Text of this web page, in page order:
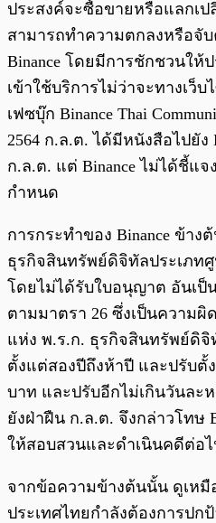
ประสงค์จะซื้อขายหรือแลกเ
สามารถทำความตกลงหรือจั
Binance โดยมีการชักชวนให้
เข้าใช้บริการไม่ว่าจะทางเว็บ
เฟซบุ๊ก Binance Thai
2564 ก.ล.ต. ได้มีหนังสือไปยั
ก.ล.ต. แต่ Binance ไม่ได้ชี้แจ
กำหนด
การกระทำของ Binance ข้าง
ธุรกิจสินทรัพย์ดิจิทัลประเภท
โดยไม่ได้รับใบอนุญาต อันเป็
ตามมาตรา 26 ซึ่งเป็นความ
แห่ง พ.ร.ก. ธุรกิจสินทรัพย์ดิจิ
ตั้งแต่สองปีถึงห้าปี และปรับ
บาท และปรับอีกไม่เกินวันละ
ยังฝ่าฝืน ก.ล.ต. จึงกล่าวโทษ
ให้สอบสวนและดำเนินคดีต่อไ
จากข้อความข้างต้นนั้น ดูเหมื
ประเทศไทยกำลังต้องการปก